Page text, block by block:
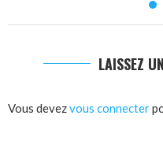
LAISSEZ
Vous devezvous connecter